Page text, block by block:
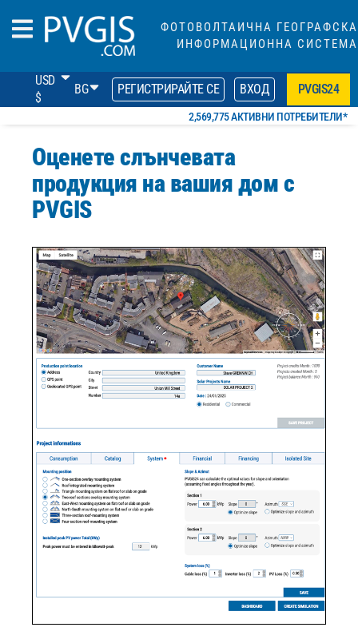
ФОТОВОЛТАИЧНА ГЕОГРАФСКА
ИНФОРМАЦИОННА СИСТЕМА
USD
$
BG РЕГИСТРИРАЙТЕ СЕ ВХОД PVGIS24
2,569,775 АКТИВНИ ПОТРЕБИТЕЛИ*
Оценете слънчевата
продукция на вашия дом с
PVGIS